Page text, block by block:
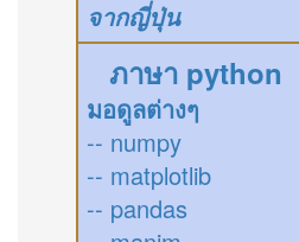
จากญี่ปุ่น
ภาษา python
มอดูลต่างๆ
-- numpy
-- matplotlib
-- pandas